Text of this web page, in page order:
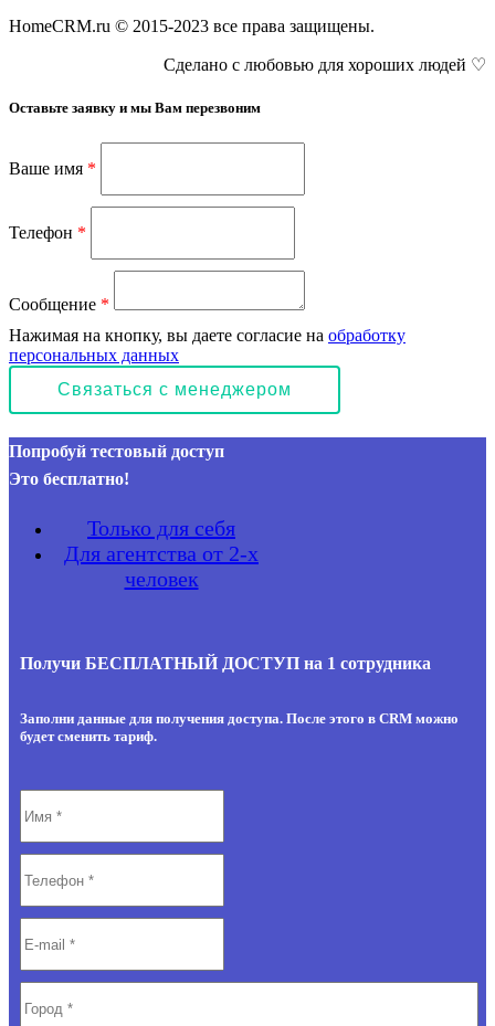
HomeCRM.ru © 2015-2023 все права защищены.
Сделано с любовью для хороших людей ♡
Оставьте заявку и мы Вам перезвоним
Ваше имя *
Телефон *
Сообщение *
Нажимая на кнопку, вы даете согласие на обработку
персональных данных
Попробуй тестовый доступ
Это бесплатно!
Только для себя
Для агентства от 2-х
человек
Получи БЕСПЛАТНЫЙ ДОСТУП на 1 сотрудника
Заполни данные для получения доступа. После этого в CRM можно
будет сменить тариф.